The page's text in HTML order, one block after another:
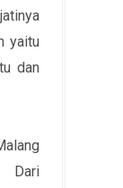
yaitu
dan
Dari